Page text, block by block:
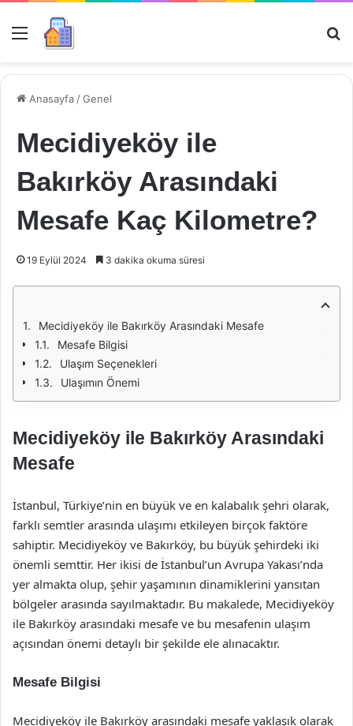
Menü
Anasayfa /Genel
Mecidiyeköy ile
Bakırköy Arasındaki
Mesafe Kaç Kilometre?
19 Eylül 2024 3 dakika okuma süresi
Mecidiyeköy ile Bakırköy Arasındaki Mesafe
Mesafe Bilgisi
Ulaşım Seçenekleri
Ulaşımın Önemi
Mecidiyeköy ile Bakırköy Arasındaki
Mesafe
İstanbul, Türkiye’nin en büyük ve en kalabalık şehri olarak,
farklı semtler arasında ulaşımı etkileyen birçok faktöre
sahiptir. Mecidiyeköy ve Bakırköy, bu büyük şehirdeki iki
önemli semttir. Her ikisi de İstanbul’un Avrupa Yakası’nda
yer almakta olup, şehir yaşamının dinamiklerini yansıtan
bölgeler arasında sayılmaktadır. Bu makalede, Mecidiyeköy
ile Bakırköy arasındaki mesafe ve bu mesafenin ulaşım
açısından önemi detaylı bir şekilde ele alınacaktır.
Mesafe Bilgisi
Mecidiyeköy ile Bakırköy arasındaki mesafe yaklaşık olarak